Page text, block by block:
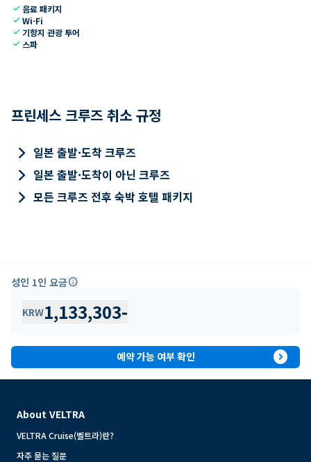
check 음료 패키지
checkWi-Fi
check 기항지 관광 투어
check 스파
프린세스 크루즈 취소 규정
keyboard_arrow_right 일본 출발·도착 크루즈
keyboard_arrow_right 일본 출발·도착이 아닌 크루즈
keyboard_arrow_right 모든 크루즈 전후 숙박 호텔 패키지
성인 1인 요금info
KRW1,133,303-
예약 가능 여부 확인 expand_circle_right
About VELTRA
VELTRA Cruise(벨트라)란?
자주 묻는 질문